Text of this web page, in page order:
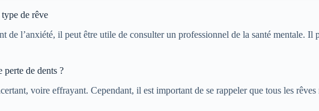
de rêve
de l’anxiété, il peut être utile de consulter un professionnel de la santé mentale.
de dents ?
voire effrayant. Cependant, il est important de se rappeler que tous les